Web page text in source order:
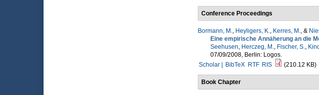
Conference Proceedings
Bormann, M., Heyligers, K., Kerres, M., &
Eine empirische Annäherung an die
Seehusen, Herczeg, M., Fischer, S.,
07/09/2008, Berlin: Logos.
Scholar |
BibTeX RTF RIS (210.12 KB)
Book Chapter